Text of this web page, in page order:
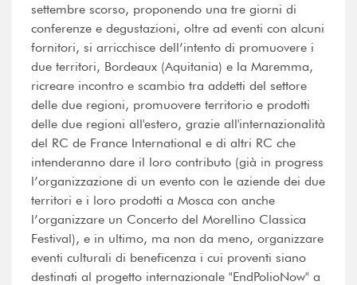
settembre scorso, proponendo una tre giorni di
conferenze e degustazioni, oltre ad eventi con alcuni
fornitori, si arricchisce dell’intento di promuovere i
due territori, Bordeaux (Aquitania) e la Maremma,
ricreare incontro e scambio tra addetti del settore
delle due regioni, promuovere territorio e prodotti
delle due regioni all'estero, grazie all'internazionalità
del RC de France International e di altri RC che
intenderanno dare il loro contributo (già in progress
l’organizzazione di un evento con le aziende dei due
territori e i loro prodotti a Mosca con anche
l’organizzare un Concerto del Morellino Classica
Festival), e in ultimo, ma non da meno, organizzare
eventi culturali di beneficenza i cui proventi siano
destinati al progetto internazionale "EndPolioNow" a